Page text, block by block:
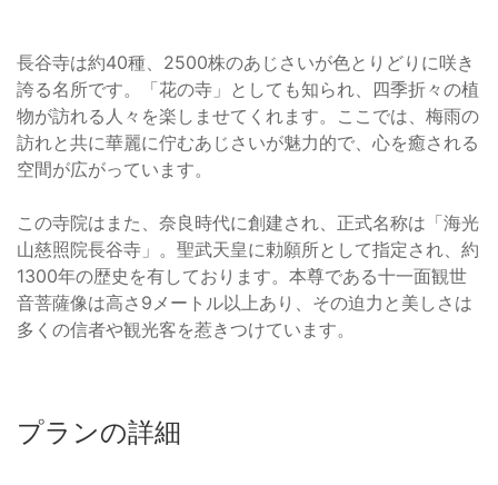
長谷寺は約40種、2500株のあじさいが色とりどりに咲き
誇る名所です。「花の寺」としても知られ、四季折々の植
物が訪れる人々を楽しませてくれます。ここでは、梅雨の
訪れと共に華麗に佇むあじさいが魅力的で、心を癒される
空間が広がっています。
この寺院はまた、奈良時代に創建され、正式名称は「海光
山慈照院長谷寺」。聖武天皇に勅願所として指定され、約
1300年の歴史を有しております。本尊である十一面観世
音菩薩像は高さ9メートル以上あり、その迫力と美しさは
多くの信者や観光客を惹きつけています。
プランの詳細